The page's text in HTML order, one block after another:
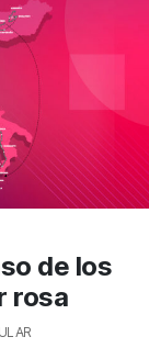
de los
rosa